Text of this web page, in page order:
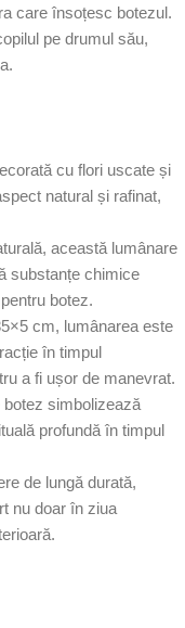
care însoțesc botezul.
pe drumul său,
cu flori uscate și
natural și rafinat,
această lumânare
substanțe chimice
botez.
cm, lumânarea este
în timpul
a fi ușor de manevrat.
simbolizează
profundă în timpul
de lungă durată,
nu doar în ziua